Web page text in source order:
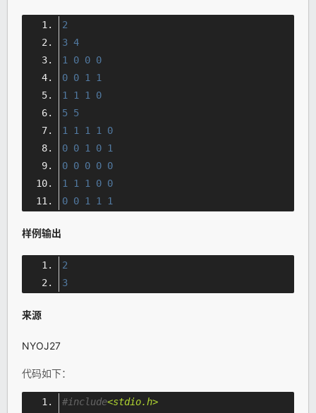
2
3 4
1
0 0 0
0 0 1
1
1
1 1
0
5 5
1
1 1 1
0
0 0 1 0 1
0 0 0 0 0
1
1 1 0 0
0 0 1 1 1
样例输出
2
3
来源
NYOJ27
代码如下：
#include<stdio.h>